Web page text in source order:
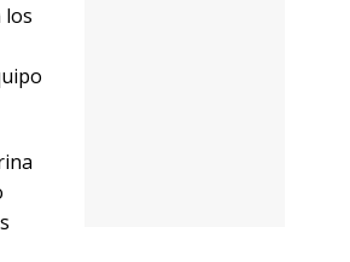
Silva, Yolanda Kakabadse y Jeff
impulsan el triple impacto de
Sloan School, fundador del
innovación intersectorial, quien más
nos permitió entender el negocio
que hay un cuarto nivel de